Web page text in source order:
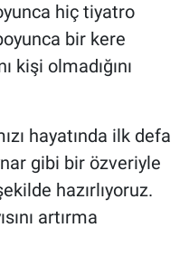
hiç tiyatro
bir kere
kişi olmadığını
hayatında ilk defa
gibi bir özveriyle
hazırlıyoruz.
artırma